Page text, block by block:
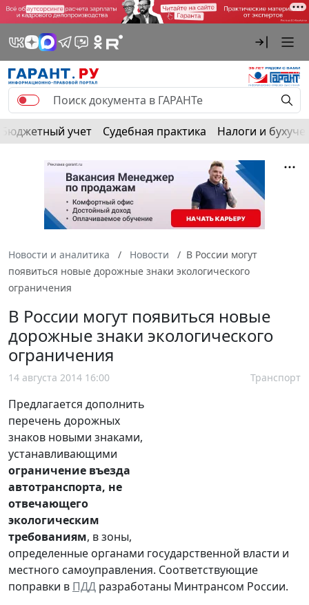
Бюджетный учет Судебная практика Налоги и
Новости и аналитика Новости
В России могут
появиться новые дорожные знаки экологического
ограничения
В России могут появиться новые
дорожные знаки экологического
ограничения
14 августа 2014 16:00 Транспорт
Предлагается дополнить
перечень дорожных
знаков новыми знаками,
устанавливающими
ограничение въезда
автотранспорта, не
отвечающего
экологическим
требованиям, в зоны,
определенные органами государственной власти и
местного самоуправления. Соответствующие
поправки в ПДД разработаны Минтрансом России.